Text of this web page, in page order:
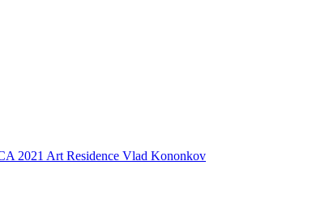
2021 Art Residence Vlad Kononkov